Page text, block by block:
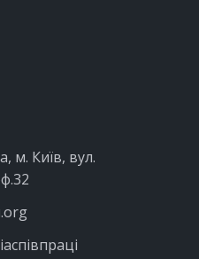
м. Київ, вул.